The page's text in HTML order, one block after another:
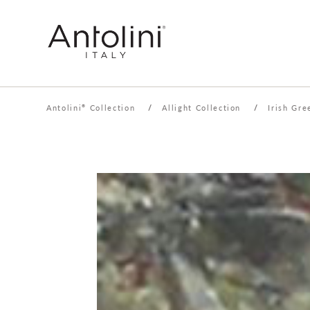
Antolini® Collection / Allight Collection / Irish